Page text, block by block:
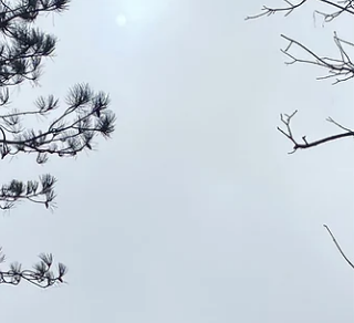
nôtres, convaincue qu'on les a toutes.
El